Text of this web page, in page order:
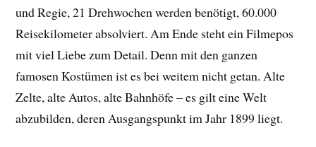
und Regie, 21 Drehwochen werden benötigt, 60.000
Reisekilometer absolviert. Am Ende steht ein Filmepos
mit viel Liebe zum Detail. Denn mit den ganzen
famosen Kostümen ist es bei weitem nicht getan. Alte
Zelte, alte Autos, alte Bahnhöfe – es gilt eine Welt
abzubilden, deren Ausgangspunkt im Jahr 1899 liegt.